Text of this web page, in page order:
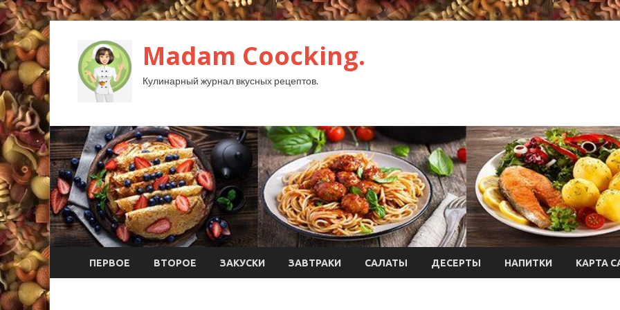
Madam Coocking.
Кулинарный журнал вкусных рецептов.
ПЕРВОЕ ВТОРОЕ ЗАКУСКИ ЗАВТРАКИ САЛАТЫ ДЕСЕРТЫ НАПИТКИ КАРТА